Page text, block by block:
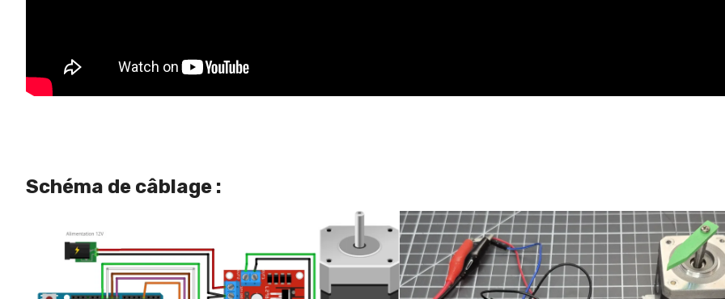
Schéma de câblage :